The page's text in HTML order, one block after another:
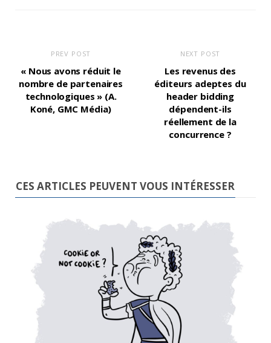
PREV POST
« Nous avons réduit le
nombre de partenaires
technologiques » (A.
Koné, GMC Média)
NEXT POST
Les revenus des
éditeurs adeptes du
header bidding
dépendent-ils
réellement de la
concurrence ?
CES ARTICLES PEUVENT VOUS INTÉRESSER